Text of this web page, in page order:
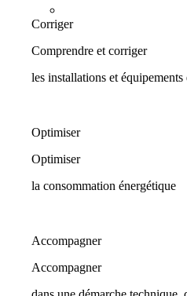
Corriger
Comprendre et corriger
les installations et équipements
Optimiser
Optimiser
la consommation énergétique
Accompagner
Accompagner